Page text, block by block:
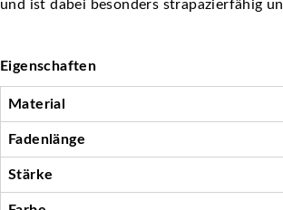
und ist dabei besonders strapazierfähig
Eigenschaften
Material
Fadenlänge
Stärke